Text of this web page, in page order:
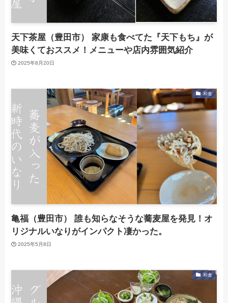
天下茶屋（豊田市） 家康も食べてた『天下もち』が
美味くておススメ！メニューや店内雰囲気紹介
2025年8月20日
和食
亀福（豊田市） 誰も知らなそうな蕎麦屋を発見！オ
リジナルいなりがインパクト凄かった。
2025年5月8日
和食